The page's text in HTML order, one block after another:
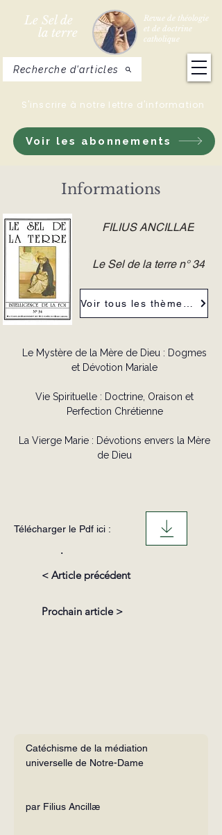
Le Sel de
la terre
Revue de théologie
et de doctrine
catholique
Voir les abonnements
S'inscrire à notre lettre d'information
Recherche d'articles
Informations
FILIUS ANCILLAE
Le Sel de la terre n° 34
Le Mystère de la Mère de Dieu : Dogmes
et Dévotion Mariale
Vie Spirituelle : Doctrine, Oraison et
Perfection Chrétienne
La Vierge Marie : Dévotions envers la Mère
de Dieu
Télécharger le Pdf ici :
.
< Article précédent
Prochain article >
Catéchisme de la médiation
universelle de Notre-Dame
par Filius Ancillæ